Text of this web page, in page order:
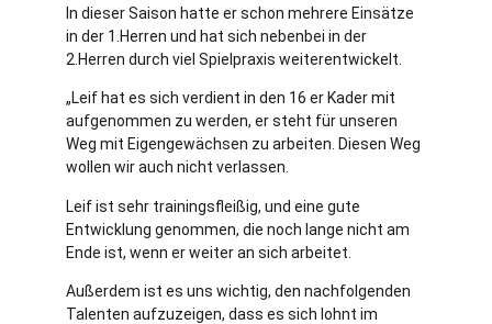
In dieser Saison hatte er schon mehrere Einsätze
in der 1.Herren und hat sich nebenbei in der
2.Herren durch viel Spielpraxis weiterentwickelt.
„Leif hat es sich verdient in den 16 er Kader mit
aufgenommen zu werden, er steht für unseren
Weg mit Eigengewächsen zu arbeiten. Diesen Weg
wollen wir auch nicht verlassen.
Leif ist sehr trainingsfleißig, und eine gute
Entwicklung genommen, die noch lange nicht am
Ende ist, wenn er weiter an sich arbeitet.
Außerdem ist es uns wichtig, den nachfolgenden
Talenten aufzuzeigen, dass es sich lohnt im